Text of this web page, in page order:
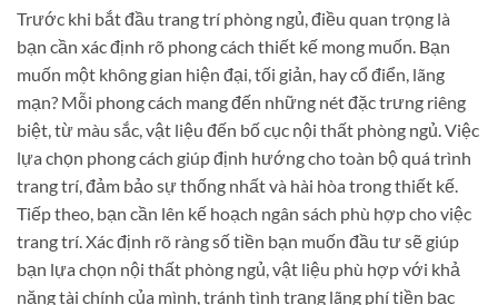
Trước khi bắt đầu trang trí phòng ngủ, điều quan trọng là
bạn cần xác định rõ phong cách thiết kế mong muốn. Bạn
muốn một không gian hiện đại, tối giản, hay cổ điển, lãng
mạn? Mỗi phong cách mang đến những nét đặc trưng riêng
biệt, từ màu sắc, vật liệu đến bố cục nội thất phòng ngủ. Việc
lựa chọn phong cách giúp định hướng cho toàn bộ quá trình
trang trí, đảm bảo sự thống nhất và hài hòa trong thiết kế.
Tiếp theo, bạn cần lên kế hoạch ngân sách phù hợp cho việc
trang trí. Xác định rõ ràng số tiền bạn muốn đầu tư sẽ giúp
bạn lựa chọn nội thất phòng ngủ, vật liệu phù hợp với khả
năng tài chính của mình, tránh tình trạng lãng phí tiền bạc